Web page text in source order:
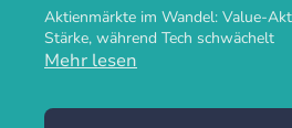
Aktienmärkte im Wandel: Value-
Stärke, während Tech schwächelt
Mehr lesen